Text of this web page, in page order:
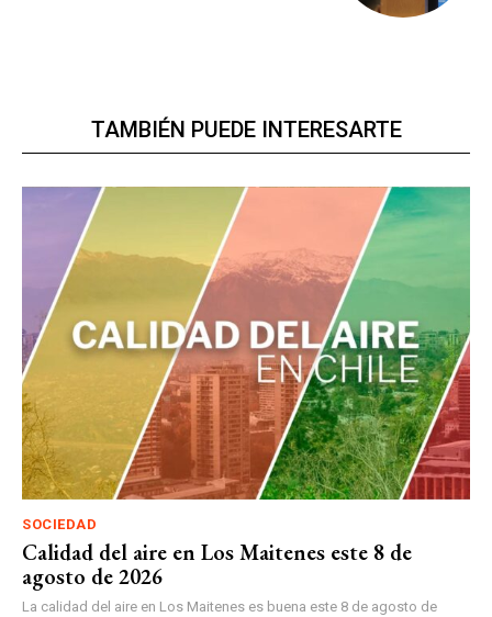
TAMBIÉN PUEDE INTERESARTE
SOCIEDAD
Calidad del aire en Los Maitenes este 8 de
agosto de 2026
La calidad del aire en Los Maitenes es buena este 8 de agosto de